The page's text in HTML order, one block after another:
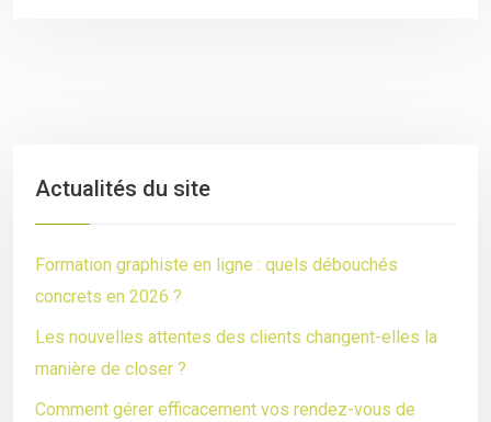
Actualités du site
Formation graphiste en ligne : quels débouchés
concrets en 2026 ?
Les nouvelles attentes des clients changent-elles la
manière de closer ?
Comment gérer efficacement vos rendez-vous de